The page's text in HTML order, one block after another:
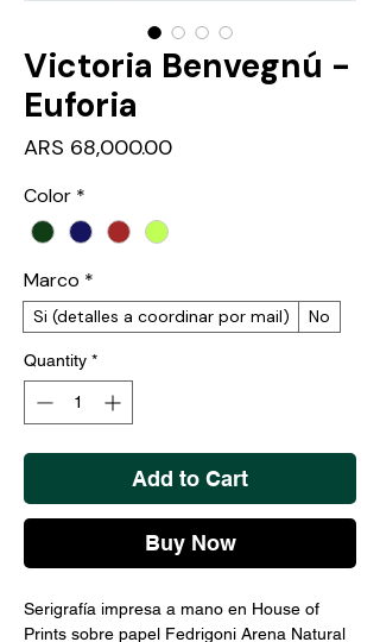
Victoria Benvegnú -
Euforia
ARS 68,000.00Price
Color *
Marco *
Si (detalles a coordinar por mail) No
Quantity *
Add to Cart
Buy Now
Serigrafía impresa a mano en House of
Prints sobre papel Fedrigoni Arena Natural